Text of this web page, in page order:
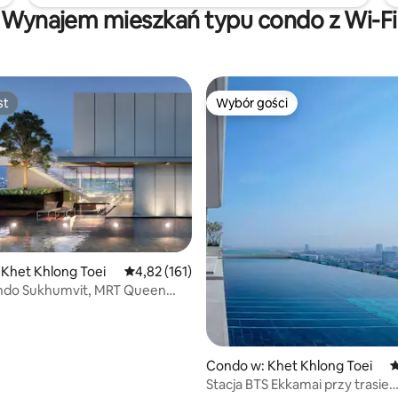
i w pokoju - Szafa, wieszaki
i ręczniki kąpielowe
Wynajem mieszkań typu condo z Wi-Fi
recenzji: 243
Khlong Toei Średnia ocena: 4,82 na 5, liczba recenzji: 161
4,82 (161)
Sukhumvit, MRT Queen
Wybór gości
Wybór gości
Condo w: Khet Khlong Toei
Stacja BTS Ekkamai przy trasie